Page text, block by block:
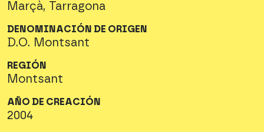
Marçà, Tarragona
DENOMINACIÓN DE ORIGEN
D.O. Montsant
REGIÓN
Montsant
AÑO DE CREACIÓN
2004